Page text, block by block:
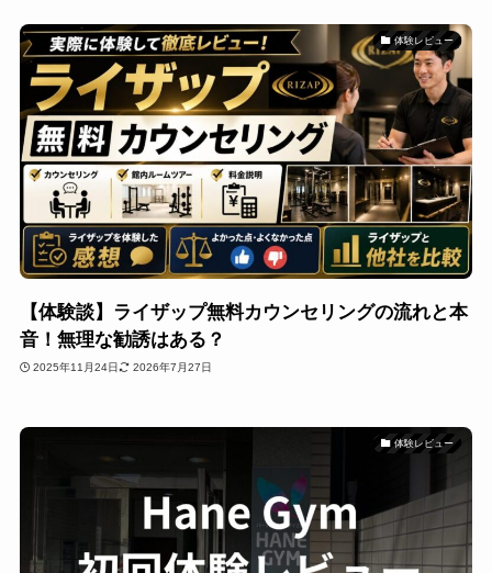
体験レビュー
【体験談】ライザップ無料カウンセリングの流れと本
音！無理な勧誘はある？
2025年11月24日 2026年7月27日
体験レビュー